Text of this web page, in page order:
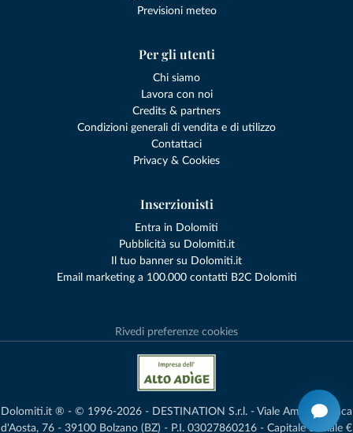
Previsioni meteo
Per gli utenti
Chi siamo
Lavora con noi
Credits & partners
Condizioni generali di vendita e di utilizzo
Contattaci
Privacy & Cookies
Inserzionisti
Entra in Dolomiti
Pubblicità su Dolomiti.it
Il tuo banner su Dolomiti.it
Email marketing a 100.000 contatti B2C Dolomiti
Rivedi preferenze cookies
Dolomiti.it ® - © 1996-2026 - DESTINATION S.r.l. - Viale Amedeo Duca
d'Aosta, 76 - 39100 Bolzano (BZ) - P.I. 03027860216 - Capitale Sociale €